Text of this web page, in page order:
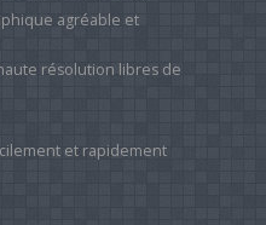
agréable et
résolution libres de
et rapidement